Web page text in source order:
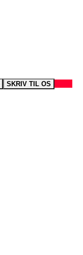
SKRIV TIL OS